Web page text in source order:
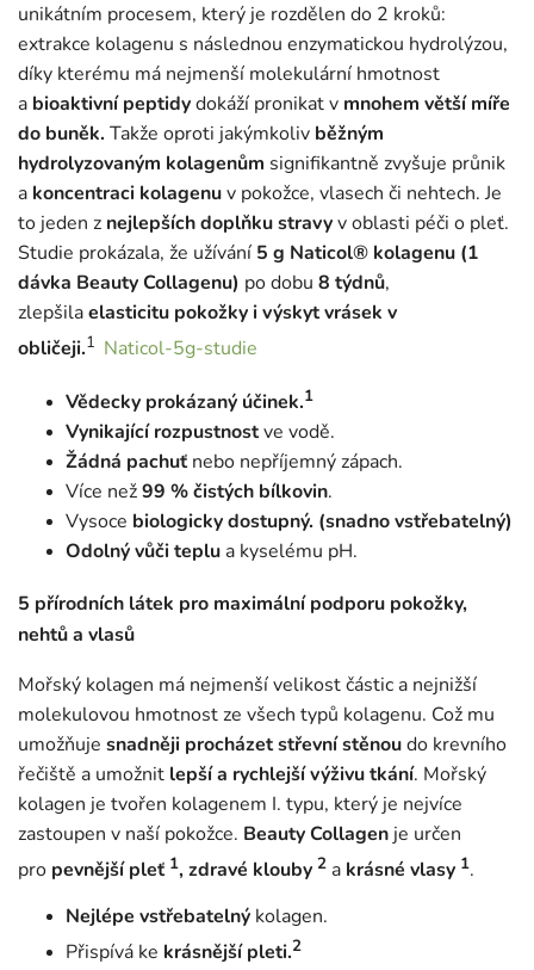
unikátním procesem, který je rozdělen do 2 kroků:
extrakce kolagenu s následnou enzymatickou hydrolýzou,
díky kterému má nejmenší molekulární hmotnost
a bioaktivní peptidydokáží pronikat v mnohem větší míře
do buněk. Takže oproti jakýmkoliv běžným
hydrolyzovaným kolagenům signifikantně zvyšuje průnik
a koncentraci kolagenuv pokožce, vlasech či nehtech. Je
to jeden z nejlepších doplňku stravyv oblasti péči o pleť.
Studie prokázala, že užívání 5 g Naticol® kolagenu (1
dávka Beauty Collagenu) po dobu 8 týdnů,
zlepšilaelasticitu pokožky i výskyt vrásek v
obličeji.1 Naticol-5g-studie
Vědecky prokázaný účinek.1
Vynikající rozpustnostve vodě.
Žádná pachuťnebo nepříjemný zápach.
Více než99 % čistých bílkovin.
Vysoce biologicky dostupný. (snadno vstřebatelný)
Odolný vůči teplu a kyselému pH.
5 přírodních látek pro maximální podporu pokožky,
nehtů a vlasů
Mořský kolagen má nejmenší velikost částic a nejnižší
molekulovou hmotnost ze všech typů kolagenu. Což mu
umožňuje snadněji procházet střevní stěnoudo krevního
řečiště a umožnit lepší a rychlejší výživu tkání. Mořský
kolagen je tvořen kolagenem I. typu, který je nejvíce
zastoupen v naší pokožce. Beauty Collagen je určen
pro pevnější pleť 1, zdravé klouby 2 a krásné vlasy 1.
Nejlépe vstřebatelný kolagen.
Přispívá ke krásnější pleti.2